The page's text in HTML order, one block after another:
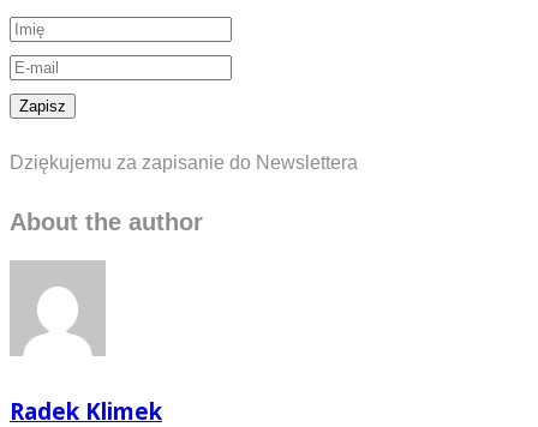
Dziękujemu za zapisanie do Newslettera
About the author
Radek Klimek